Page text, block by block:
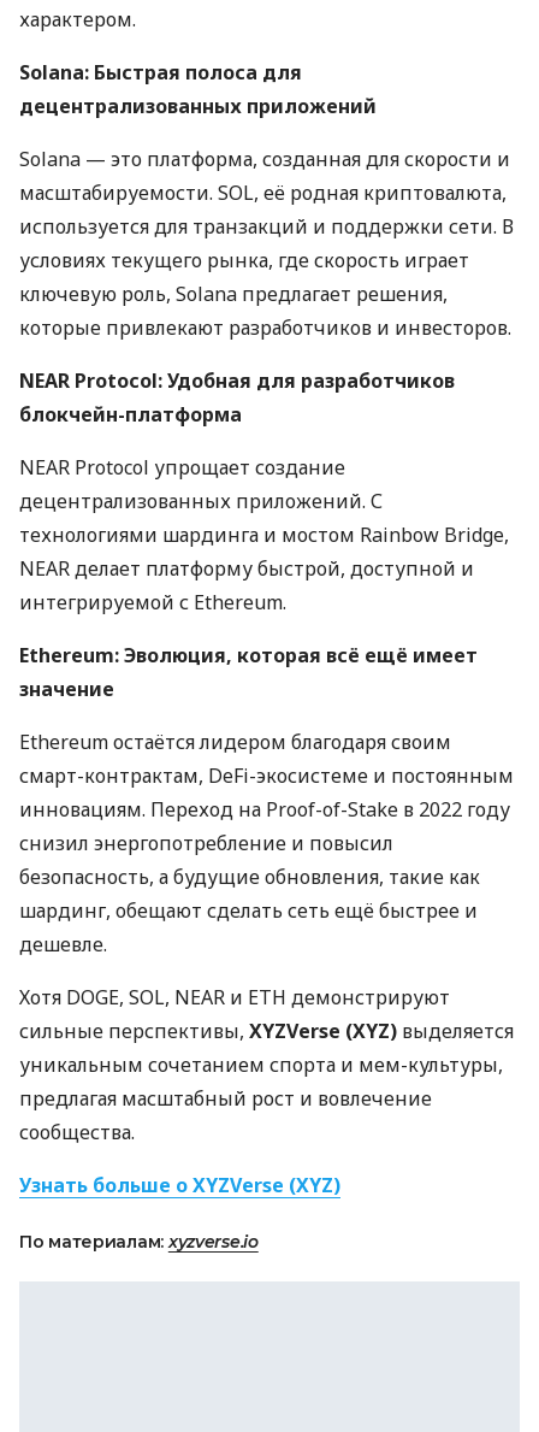
характером.
Solana: Быстрая полоса для
децентрализованных приложений
Solana — это платформа, созданная для скорости и
масштабируемости. SOL, её родная криптовалюта,
используется для транзакций и поддержки сети. В
условиях текущего рынка, где скорость играет
ключевую роль, Solana предлагает решения,
которые привлекают разработчиков и инвесторов.
NEAR Protocol: Удобная для разработчиков
блокчейн-платформа
NEAR Protocol упрощает создание
децентрализованных приложений. С
технологиями шардинга и мостом Rainbow Bridge,
NEAR делает платформу быстрой, доступной и
интегрируемой с Ethereum.
Ethereum: Эволюция, которая всё ещё имеет
значение
Ethereum остаётся лидером благодаря своим
смарт-контрактам, DeFi-экосистеме и постоянным
инновациям. Переход на Proof-of-Stake в 2022 году
снизил энергопотребление и повысил
безопасность, а будущие обновления, такие как
шардинг, обещают сделать сеть ещё быстрее и
дешевле.
Хотя DOGE, SOL, NEAR и ETH демонстрируют
сильные перспективы, XYZVerse (XYZ) выделяется
уникальным сочетанием спорта и мем-культуры,
предлагая масштабный рост и вовлечение
сообщества.
Узнать больше о XYZVerse (XYZ)
По материалам:xyzverse.io